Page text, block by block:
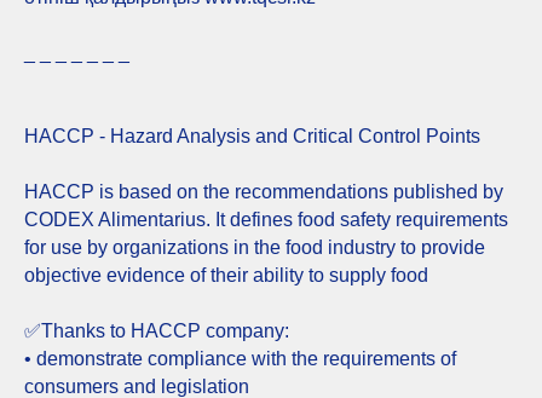
HACCP - Hazard Analysis and Critical Control Points
HACCP is based on the recommendations published by
CODEX Alimentarius. It defines food safety requirements
for use by organizations in the food industry to provide
objective evidence of their ability to supply food
✅️Thanks to HACCP company:
• demonstrate compliance with the requirements of
consumers and legislation